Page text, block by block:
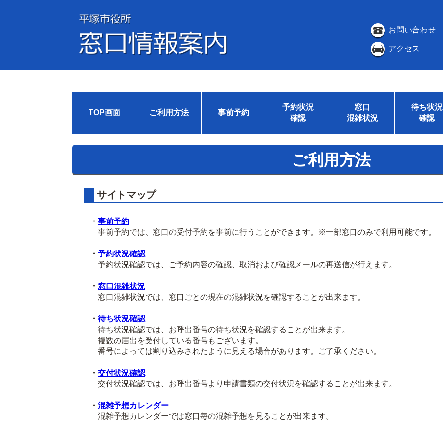
お問い合わせ
アクセス
TOP画面 ご利用方法 事前予約
予約状況
確認
窓口
混雑状況
待ち状況
確認
ご利用方法
サイトマップ
・ 事前予約
事前予約では、窓口の受付予約を事前に行うことができます。※一部窓口のみで利用可能です。
・ 予約状況確認
予約状況確認では、ご予約内容の確認、取消および確認メールの再送信が行えます。
・ 窓口混雑状況
窓口混雑状況では、窓口ごとの現在の混雑状況を確認することが出来ます。
・ 待ち状況確認
待ち状況確認では、お呼出番号の待ち状況を確認することが出来ます。
複数の届出を受付している番号もございます。
番号によっては割り込みされたように見える場合があります。ご了承ください。
・ 交付状況確認
交付状況確認では、お呼出番号より申請書類の交付状況を確認することが出来ます。
・ 混雑予想カレンダー
混雑予想カレンダーでは窓口毎の混雑予想を見ることが出来ます。